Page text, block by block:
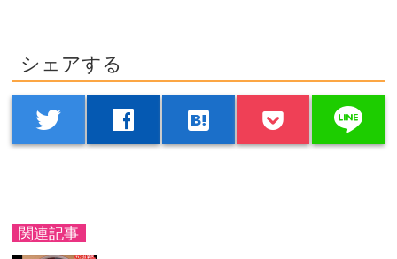
シェアする
twitter facebook hatenabookmark line
関連記事